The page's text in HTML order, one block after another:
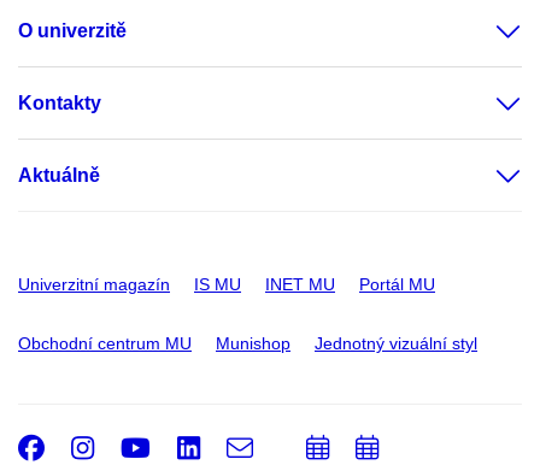
O univerzitě
Kontakty
Aktuálně
Univerzitní magazín IS MU INET MU Portál MU
Obchodní centrum MU Munishop Jednotný vizuální styl
Facebook
Instagram
Youtube
LinkedIn
e-
PřidatPřidat